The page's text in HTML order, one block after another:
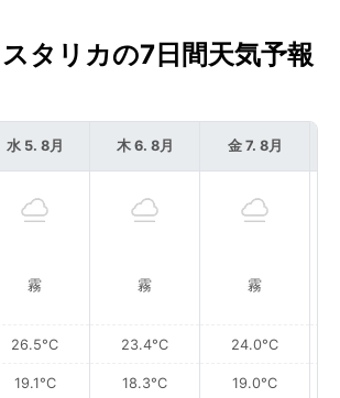
タリカの7日間天気予報
水 5. 8月
霧
26.5°C
19.1°C
木 6. 8月
霧
23.4°C
18.3°C
金 7. 8月
霧
24.0°C
19.0°C